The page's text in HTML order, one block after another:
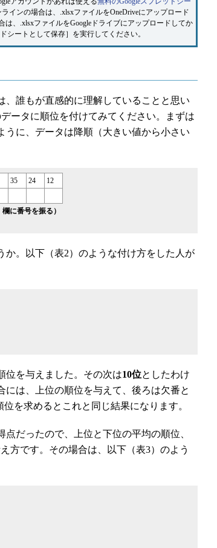
インの場合は、.xlsxファイルをOneDriveにアップロード
、.xlsxファイルをGoogleドライブにアップロードしてか
シートとして保存］を実行してください。
誰もが直感的に理解していることと思い
ータに順位を付けてみてください。まずは
に、データは降順（大きい値から小さい
35 24
12
に番号を振る）
。以下（表2）のような付け方をした人が
位を与えました。その次は10位としたわけ
は、上位の順位を与えて、後ろは欠番と
位を求めるとこれと同じ結果になります。
点だったので、上位と下位の平均の順位、
方です。その場合は、以下（表3）のよう